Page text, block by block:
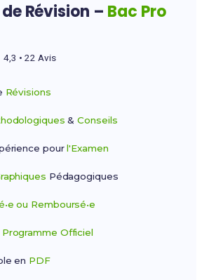
Révision – Bac Pro
4,3 • 22 Avis
Révisions
&Conseils
pourl'Examen
Pédagogiques
ou Remboursé•e
Programme Officiel
en PDF